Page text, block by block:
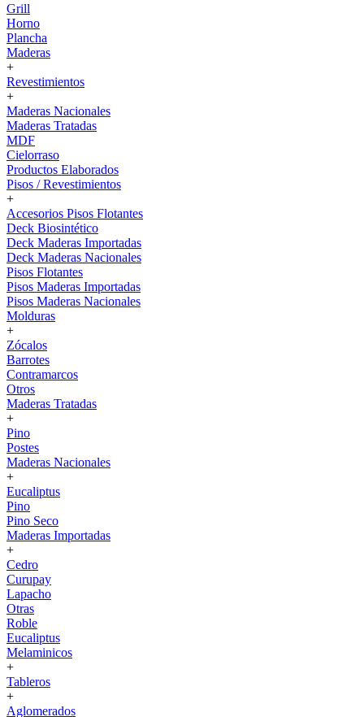
Grill
Horno
Plancha
Maderas
+
Revestimientos
+
Maderas Nacionales
Maderas Tratadas
MDF
Cielorraso
Productos Elaborados
Pisos / Revestimientos
+
Accesorios Pisos Flotantes
Deck Biosintético
Deck Maderas Importadas
Deck Maderas Nacionales
Pisos Flotantes
Pisos Maderas Importadas
Pisos Maderas Nacionales
Molduras
+
Zócalos
Barrotes
Contramarcos
Otros
Maderas Tratadas
+
Pino
Postes
Maderas Nacionales
+
Eucaliptus
Pino
Pino Seco
Maderas Importadas
+
Cedro
Curupay
Lapacho
Otras
Roble
Eucaliptus
Melaminicos
+
Tableros
+
Aglomerados